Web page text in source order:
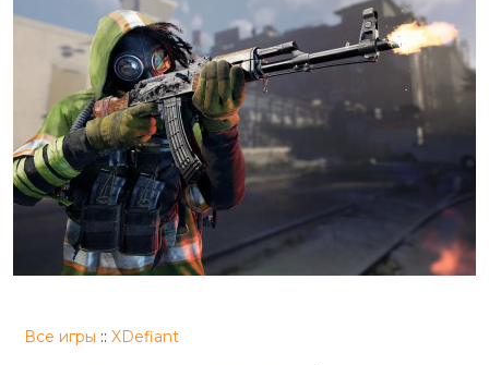
Все игры ::XDefiant